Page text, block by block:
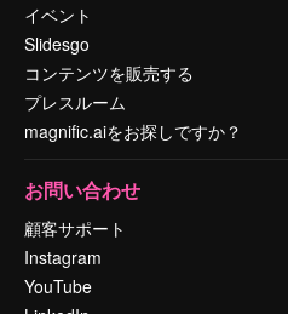
イベント
Slidesgo
コンテンツを販売する
プレスルーム
magnific.aiをお探しですか？
お問い合わせ
顧客サポート
Instagram
YouTube